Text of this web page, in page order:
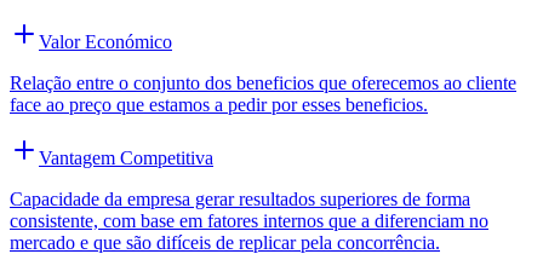
Valor Económico
Relação entre o conjunto dos beneficios que oferecemos ao cliente
face ao preço que estamos a pedir por esses beneficios.
Vantagem Competitiva
Capacidade da empresa gerar resultados superiores de forma
consistente, com base em fatores internos que a diferenciam no
mercado e que são difíceis de replicar pela concorrência.